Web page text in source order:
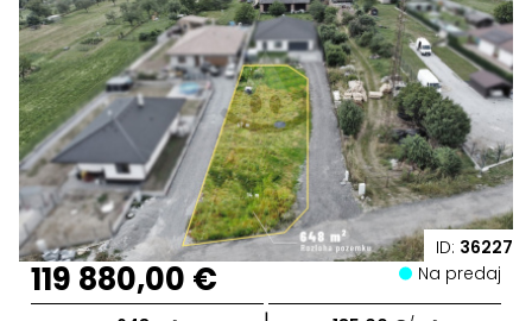
ID: 36227
119 880,00 € Na predaj